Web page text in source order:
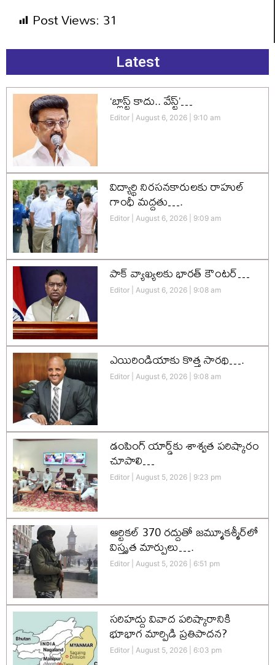
Post Views: 31
Latest
‘బ్లాస్ట్ కాదు.. వేస్ట్’…
Editor August 6, 2026 9:10 am
విద్యార్థి నిరసనకారులకు రాహుల్
గాంధీ మద్దతు….
Editor August 6, 2026 9:09 am
పాక్ వ్యాఖ్యలకు భారత్ కౌంటర్…
Editor August 6, 2026 9:08 am
ఎయిరిండియాకు కొత్త సారథి….
Editor August 6, 2026 9:08 am
డంపింగ్ యార్డ్‌కు శాశ్వత పరిష్కారం
చూపాలి…
Editor August 5, 2026 9:23 pm
ఆర్టికల్ 370 రద్దుతో జమ్మూకశ్మీర్‌లో
విస్తృత మార్పులు….
Editor August 5, 2026 6:51 pm
సరిహద్దు వివాద పరిష్కారానికి
భూభాగ మార్పిడి ప్రతిపాదన?
Editor August 5, 2026 6:03 pm